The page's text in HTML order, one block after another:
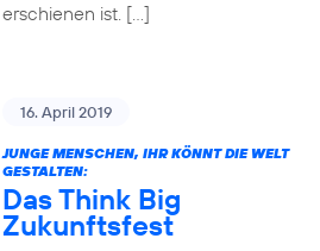
erschienen ist. […]
16. April 2019
JUNGE MENSCHEN, IHR KÖNNT DIE WELT
GESTALTEN:
Das Think Big
Zukunftsfest